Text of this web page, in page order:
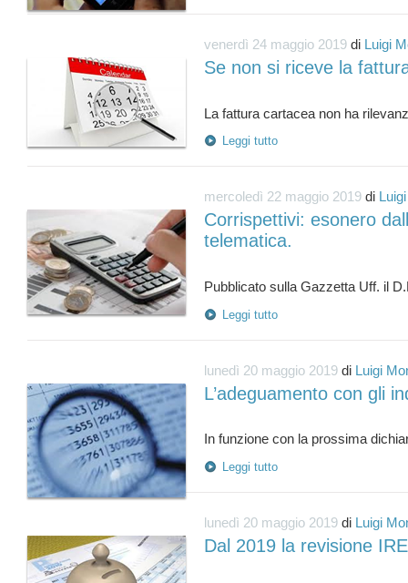
venerdì 24 maggio 2019 di Luigi
Se non si riceve la
Leggi tutto
mercoledì 22 maggio 2019 di
Corrispettivi: esonero
telematica.
Leggi tutto
lunedì 20 maggio 2019 di Luigi
L’adeguamento con gli
Leggi tutto
lunedì 20 maggio 2019 di Luigi
Dal 2019 la revisione